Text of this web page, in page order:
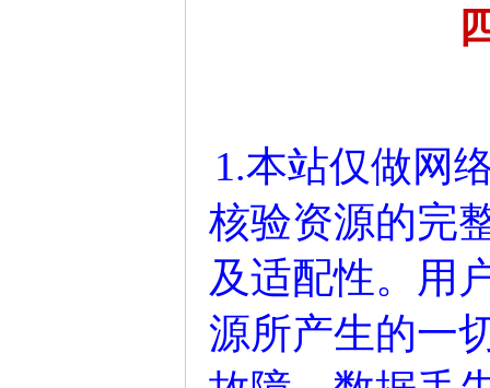
1.本站仅做网
核验资源的完
及适配性。用
源所产生的一